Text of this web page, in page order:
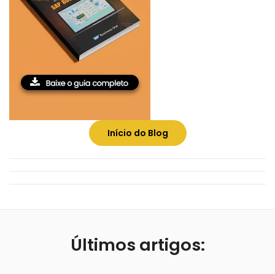
Início do Blog
Últimos artigos: